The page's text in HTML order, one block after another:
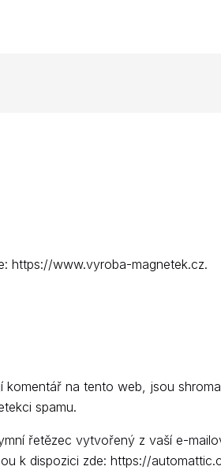
https://www.vyroba-magnetek.cz.
komentář na tento web, jsou
spamu.
řetězec vytvořený z vaší e-
k dispozici zde: https://